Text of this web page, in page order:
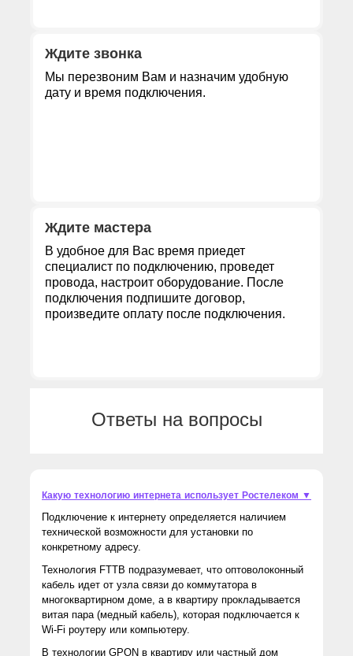
Ждите звонка
Мы перезвоним Вам и назначим удобную
дату и время подключения.
Ждите мастера
В удобное для Вас время приедет
специалист по подключению, проведет
провода, настроит оборудование. После
подключения подпишите договор,
произведите оплату после подключения.
Ответы на вопросы
Какую технологию интернета использует Ростелеком ▼
Подключение к интернету определяется наличием
технической возможности для установки по
конкретному адресу.
Технология FTTB подразумевает, что оптоволоконный
кабель идет от узла связи до коммутатора в
многоквартирном доме, а в квартиру прокладывается
витая пара (медный кабель), которая подключается к
Wi-Fi роутеру или компьютеру.
В технологии GPON в квартиру или частный дом